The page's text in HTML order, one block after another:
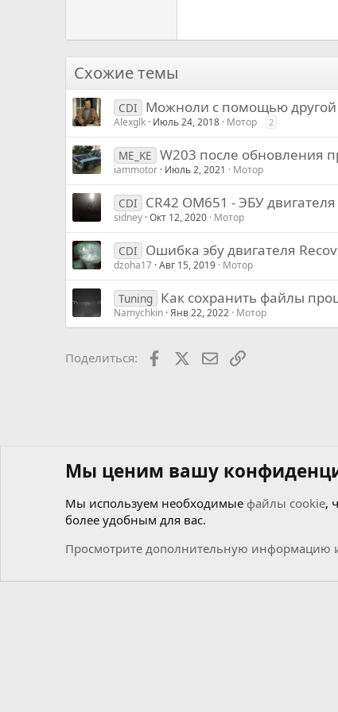
18
Times New Roman
Verdana
Схожие темы
CDI Можноли с помощью другой
Alexglk Июль 24, 2018 Мотор 2
ME_KE W203 после обновления
iammotor Июль 2, 2021 Мотор
CDI CR42 OM651 - ЭБУ
sidney Окт 12, 2020 Мотор
CDI Ошибка эбу двигателя
dzoha17 Авг 15, 2019 Мотор
Tuning Как сохранить файлы
Namychkin Янв 22, 2022 Мотор
Поделиться: Facebook ПочтаСсылкой
Форумы Мастерская самоделкиных
Мы ценим вашу
Мы используем необходимые файлы cookie,
более удобным для вас.
Просмотрите дополнительную информацию